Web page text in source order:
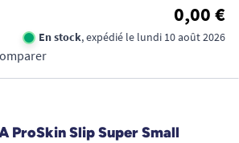
0,00 €
En stock, expédié le lundi 10 août 2026
ProSkin Slip Super Small